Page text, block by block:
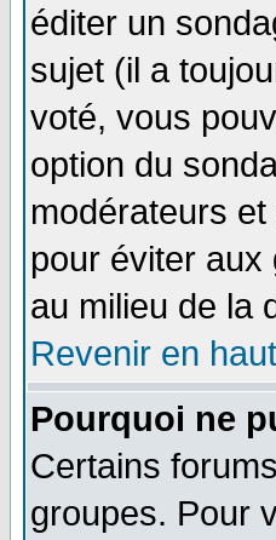
éditer un
sujet (il a
voté, vous
option du
modérateurs
pour éviter aux
au milieu de la
Revenir en haut
Pourquoi ne
Certains
groupes. Pour